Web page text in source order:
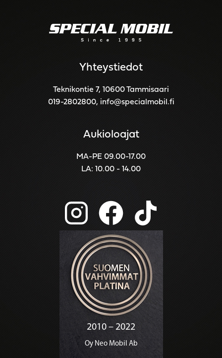
Yhteystiedot
Teknikontie 7, 10600 Tammisaari
019-2802800, info@specialmobil.fi
Aukioloajat
MA-PE 09.00-17.00
LA: 10.00 - 14.00